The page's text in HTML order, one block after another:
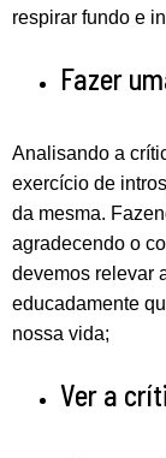
respirar fundo e
Fazer
Analisando a
exercício de
da mesma.
agradecendo o
devemos relevar
educadamente
nossa vida;
Ver a